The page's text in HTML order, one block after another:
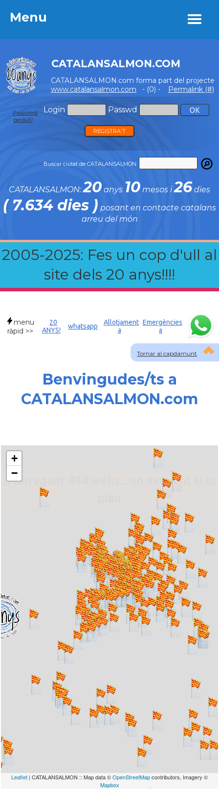
Menu
CATALANSALMON.COM
CATALANSALMON.com forma part del projecte
www.catalansalmon.com - (0) - Permalink (#)
Login Passwd
Password
perdut?
REGISTRA'T
Buscar ciutat de CATALANSALMON:
CATALANSALMON:20 anys 10 mesos i26 dies
( 7.634 dies ) posant en contacte catalans
arreu del món
2005-2025: Fes un cop d'ull al
site dels 20 anys!!!!
Menu
Tornar al capdamunt
menu
ràpid >>
20
ANYS!
whatsapp
Allotjament
a
Emergències
a
Benvingudes/ts a
CATALANSALMON.com
... carregant 484 webs... un moment si us
+
−
Leaflet | CATALANSALMON :: Map data ©OpenStreetMapcontributors, Imagery ©
Mapbox